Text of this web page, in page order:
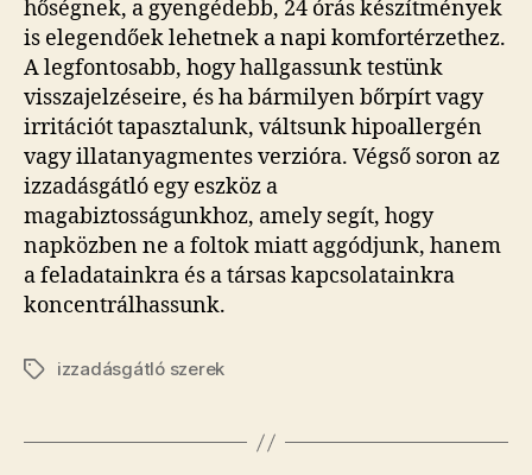
hőségnek, a gyengédebb, 24 órás készítmények
is elegendőek lehetnek a napi komfortérzethez.
A legfontosabb, hogy hallgassunk testünk
visszajelzéseire, és ha bármilyen bőrpírt vagy
irritációt tapasztalunk, váltsunk hipoallergén
vagy illatanyagmentes verzióra. Végső soron az
izzadásgátló egy eszköz a
magabiztosságunkhoz, amely segít, hogy
napközben ne a foltok miatt aggódjunk, hanem
a feladatainkra és a társas kapcsolatainkra
koncentrálhassunk.
Címkékizzadásgátló szerek